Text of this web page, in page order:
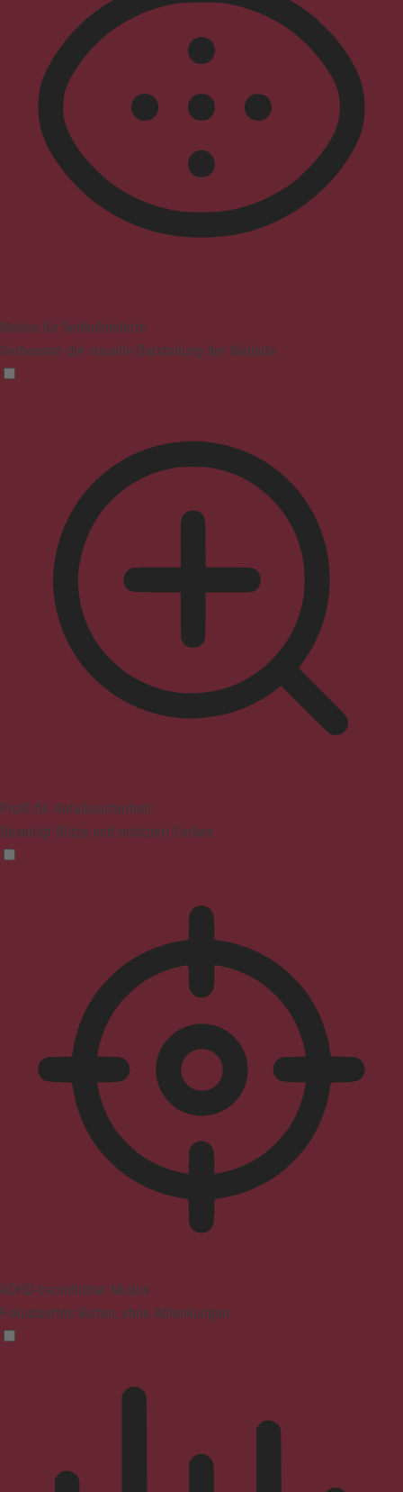
Modus für Sehbehinderte
Verbessert die visuelle Darstellung der Website
Profil für Anfallssicherheit
Beseitigt Blitze und reduziert Farben
ADHD-freundlicher Modus
Fokussiertes Surfen, ohne Ablenkungen